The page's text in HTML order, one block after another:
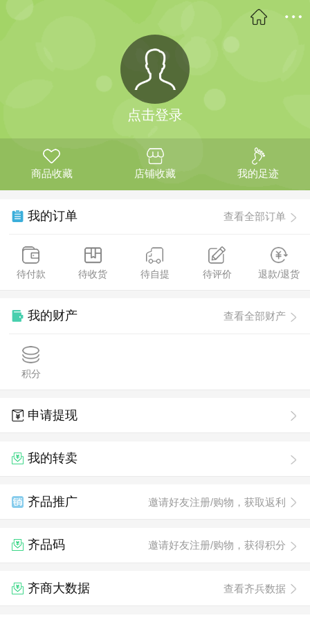
点击登录
商品收藏 店铺收藏 我的足迹
我的订单 查看全部订单
待付款 待收货 待自提 待评价 退款/退货
我的财产 查看全部财产
积分
申请提现
我的转卖
齐品推广 邀请好友注册/购物，获取返利
齐品码 邀请好友注册/购物，获得积分
齐商大数据 查看齐兵数据